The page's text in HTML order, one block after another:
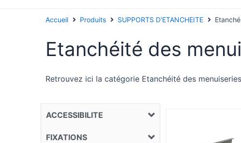
Accueil Produits SUPPORTS D'ETANCHEITE
Etanchéité des
Retrouvez ici la catégorie Etanchéité des
ACCESSIBILITE
FIXATIONS